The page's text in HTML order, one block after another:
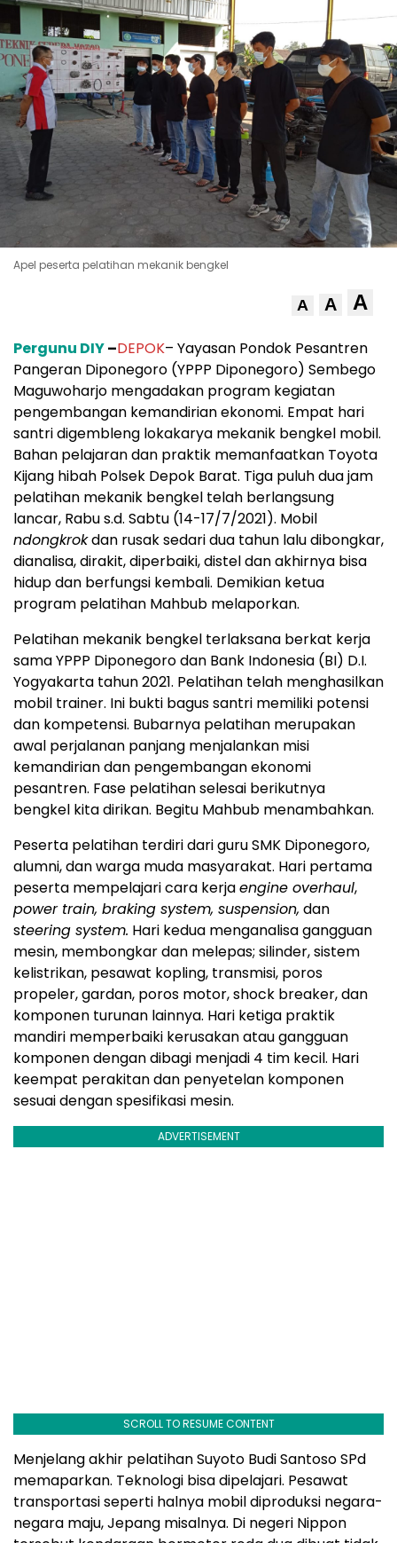
Apel peserta pelatihan mekanik bengkel
A A A
Pergunu DIY–DEPOK– Yayasan Pondok Pesantren
Pangeran Diponegoro (YPPP Diponegoro) Sembego
Maguwoharjo mengadakan program kegiatan
pengembangan kemandirian ekonomi. Empat hari
santri digembleng lokakarya mekanik bengkel mobil.
Bahan pelajaran dan praktik memanfaatkan Toyota
Kijang hibah Polsek Depok Barat. Tiga puluh dua jam
pelatihan mekanik bengkel telah berlangsung
lancar, Rabu s.d. Sabtu (14-17/7/2021). Mobil
ndongkrokdan rusak sedari dua tahun lalu dibongkar,
dianalisa, dirakit, diperbaiki, distel dan akhirnya bisa
hidup dan berfungsi kembali. Demikian ketua
program pelatihan Mahbub melaporkan.
Pelatihan mekanik bengkel terlaksana berkat kerja
sama YPPP Diponegoro dan Bank Indonesia (BI) D.I.
Yogyakarta tahun 2021. Pelatihan telah menghasilkan
mobil trainer. Ini bukti bagus santri memiliki potensi
dan kompetensi. Bubarnya pelatihan merupakan
awal perjalanan panjang menjalankan misi
kemandirian dan pengembangan ekonomi
pesantren. Fase pelatihan selesai berikutnya
bengkel kita dirikan. Begitu Mahbub menambahkan.
Peserta pelatihan terdiri dari guru SMK Diponegoro,
alumni, dan warga muda masyarakat. Hari pertama
peserta mempelajari cara kerjaengine overhaul,
power train, braking system, suspension, dan
steering system. Hari kedua menganalisa gangguan
mesin, membongkar dan melepas; silinder, sistem
kelistrikan, pesawat kopling, transmisi, poros
propeler, gardan, poros motor, shock breaker, dan
komponen turunan lainnya. Hari ketiga praktik
mandiri memperbaiki kerusakan atau gangguan
komponen dengan dibagi menjadi 4 tim kecil. Hari
keempat perakitan dan penyetelan komponen
sesuai dengan spesifikasi mesin.
ADVERTISEMENT
SCROLL TO RESUME CONTENT
Menjelang akhir pelatihan Suyoto Budi Santoso SPd
memaparkan. Teknologi bisa dipelajari. Pesawat
transportasi seperti halnya mobil diproduksi negara-
negara maju, Jepang misalnya. Di negeri Nippon